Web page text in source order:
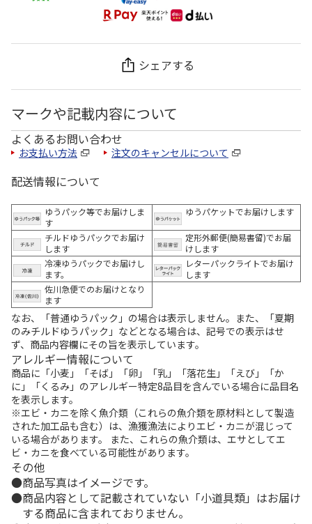
シェアする
マークや記載内容について
よくあるお問い合わせ
お支払い方法 注文のキャンセルについて
配送情報について
ゆうパック等でお届けしま
す
ゆうパケットでお届けします
チルドゆうパックでお届け
します
定形外郵便(簡易書留)でお届
けします
冷凍ゆうパックでお届けし
ます。
レターパックライトでお届け
します
佐川急便でのお届けとなり
ます
なお、「普通ゆうパック」の場合は表示しません。また、「夏期
のみチルドゆうパック」などとなる場合は、記号での表示はせ
ず、商品内容欄にその旨を表示しています。
アレルギー情報について
商品に「小麦」「そば」「卵」「乳」「落花生」「えび」「か
に」「くるみ」のアレルギー特定8品目を含んでいる場合に品目名
を表示します。
※エビ・カニを除く魚介類（これらの魚介類を原材料として製造
された加工品も含む）は、漁獲漁法によりエビ・カニが混じって
いる場合があります。 また、これらの魚介類は、エサとしてエ
ビ・カニを食べている可能性があります。
その他
商品写真はイメージです。
商品内容として記載されていない「小道具類」はお届け
する商品に含まれておりません。